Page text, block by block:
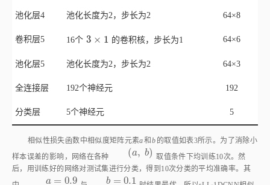
池化层4 池化长度为2，步长为2 64×8
卷积层5 16个 3 1
3 的卷积核，步长为1 64×6
池化层5 池化长度为2，步长为2 64×3
全连接层 192个神经元 192
分类层 5个神经元 5
相似性损失函数中相似度矩阵元素 和 的取值如表3 所示。为了消除小
样本误差的影响，网络在各种
( , b )
(a )
取值条件下均训练10次。然
后，用训练好的网络对测试集进行分类，得到10次分类的平均准确率。其
中，
= 0.9
0.9 与 b = 0.1
b 0.1
时结果最优，所以sLL⁃1DCNN相似